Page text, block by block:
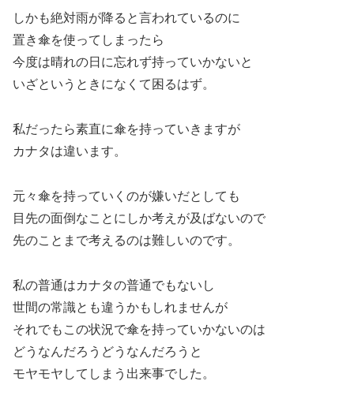
しかも絶対雨が降ると言われているのに
置き傘を使ってしまったら
今度は晴れの日に忘れず持っていかないと
いざというときになくて困るはず。
私だったら素直に傘を持っていきますが
カナタは違います。
元々傘を持っていくのが嫌いだとしても
目先の面倒なことにしか考えが及ばないので
先のことまで考えるのは難しいのです。
私の普通はカナタの普通でもないし
世間の常識とも違うかもしれませんが
それでもこの状況で傘を持っていかないのは
どうなんだろうどうなんだろうと
モヤモヤしてしまう出来事でした。